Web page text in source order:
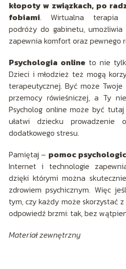
kłopoty w związkach, po
fobiami. Wirtualna terapia
podróży do gabinetu,
zapewnia komfort oraz pewnego
Psychologia online to nie
Dzieci i młodzież też mogą
terapeutycznej. Być może
przemocy rówieśniczej, a Ty
Psycholog online może być
ułatwi dziecku prowadzenie
dodatkowego stresu.
Pamiętaj – pomoc
Internet i technologie
dzięki którymi można
zdrowiem psychicznym. Więc
tym, czy każdy może skorzystać
odpowiedź brzmi: tak, bez
Materiał zewnętrzny